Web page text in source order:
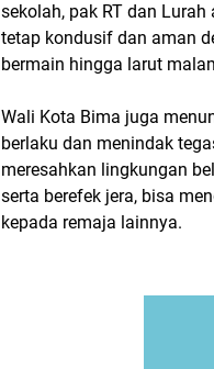
sekolah, pak RT dan
tetap kondusif dan aman
bermain hingga larut
Wali Kota Bima juga
berlaku dan menindak
meresahkan lingkungan
serta berefek jera, bisa
kepada remaja lainnya.